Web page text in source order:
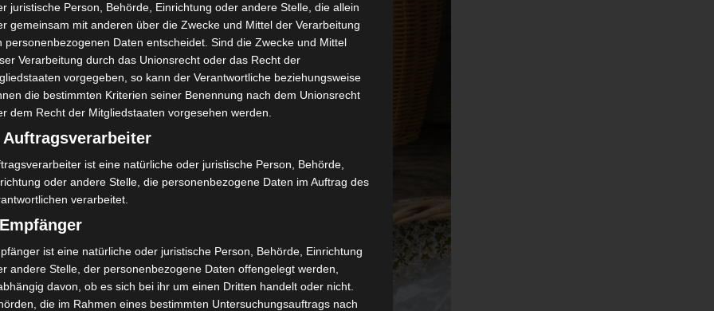
juristische Person, Behörde, Einrichtung oder andere Stelle, die allein
gemeinsam mit anderen über die Zwecke und Mittel der Verarbeitung
personenbezogenen Daten entscheidet. Sind die Zwecke und Mittel
Verarbeitung durch das Unionsrecht oder das Recht der
vorgegeben, so kann der Verantwortliche beziehungsweise
die bestimmten Kriterien seiner Benennung nach dem Unionsrecht
dem Recht der Mitgliedstaaten vorgesehen werden.
Auftragsverarbeiter
ist eine natürliche oder juristische Person, Behörde,
oder andere Stelle, die personenbezogene Daten im Auftrag des
verarbeitet.
ist eine natürliche oder juristische Person, Behörde, Einrichtung
andere Stelle, der personenbezogene Daten offengelegt werden,
davon, ob es sich bei ihr um einen Dritten handelt oder nicht.
die im Rahmen eines bestimmten Untersuchungsauftrags nach